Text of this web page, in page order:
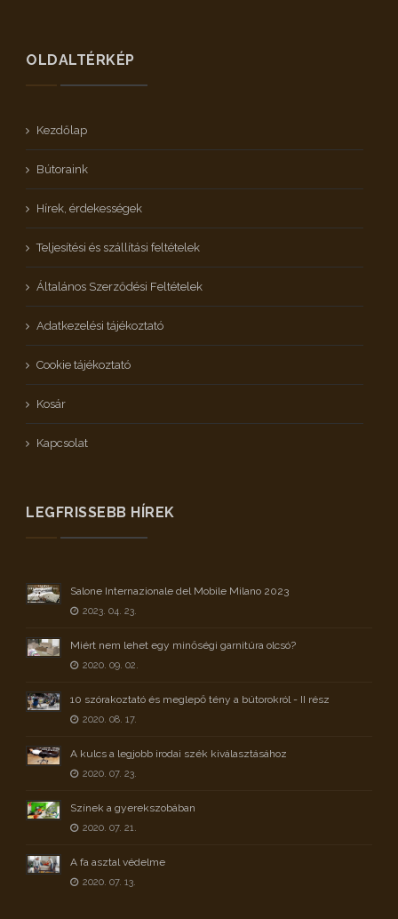
OLDALTÉRKÉP
Kezdőlap
Bútoraink
Hírek, érdekességek
Teljesítési és szállítási feltételek
Általános Szerződési Feltételek
Adatkezelési tájékoztató
Cookie tájékoztató
Kosár
Kapcsolat
LEGFRISSEBB HÍREK
Salone Internazionale del Mobile Milano 2023
2023. 04. 23.
Miért nem lehet egy minőségi garnitúra olcsó?
2020. 09. 02.
10 szórakoztató és meglepő tény a bútorokról - II rész
2020. 08. 17.
A kulcs a legjobb irodai szék kiválasztásához
2020. 07. 23.
Színek a gyerekszobában
2020. 07. 21.
A fa asztal védelme
2020. 07. 13.